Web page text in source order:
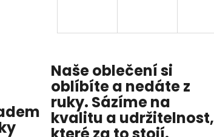
Naše oblečení si
oblíbíte a nedáte z
ruky. Sázíme na
kvalitu a udržitelnost,